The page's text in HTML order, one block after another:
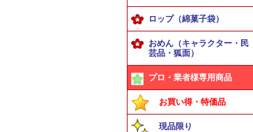
ロップ（綿菓子袋）
おめん（キャラクター・民
芸品・狐面）
プロ・業者様専用商品
お買い得・特価品
現品限り